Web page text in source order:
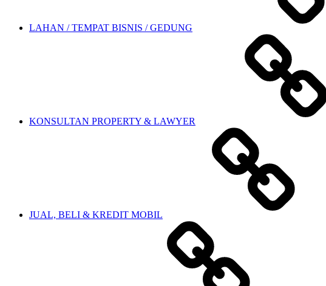
LAHAN / TEMPAT BISNIS / GEDUNG
KONSULTAN PROPERTY & LAWYER
JUAL, BELI & KREDIT MOBIL